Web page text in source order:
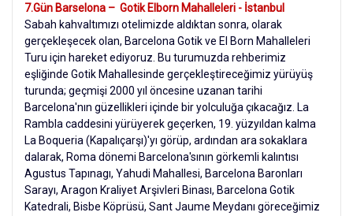
7.Gün Barselona – Gotik Elborn Mahalleleri - İstanbul
Sabah kahvaltımızı otelimizde aldıktan sonra, olarak
gerçekleşecek olan, Barcelona Gotik ve El Born Mahalleleri
Turu için hareket ediyoruz. Bu turumuzda rehberimiz
eşliğinde Gotik Mahallesinde gerçekleştireceğimiz yürüyüş
turunda; geçmişi 2000 yıl öncesine uzanan tarihi
Barcelona'nın güzellikleri içinde bir yolculuğa çıkacağız. La
Rambla caddesini yürüyerek geçerken, 19. yüzyıldan kalma
La Boqueria (Kapalıçarşı)'yı görüp, ardından ara sokaklara
dalarak, Roma dönemi Barcelona'sının görkemli kalıntısı
Agustus Tapınagı, Yahudi Mahallesi, Barcelona Baronları
Sarayı, Aragon Kraliyet Arşivleri Binası, Barcelona Gotik
Katedrali, Bisbe Köprüsü, Sant Jaume Meydanı göreceğimiz